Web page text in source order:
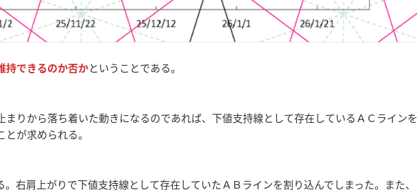
持できるのか否かということである。
まりから落ち着いた動きになるのであれば、下値支持線として存在しているＡＣラインを
が求められる。
。右肩上がりで下値支持線として存在していたＡＢラインを割り込んでしまった。また、